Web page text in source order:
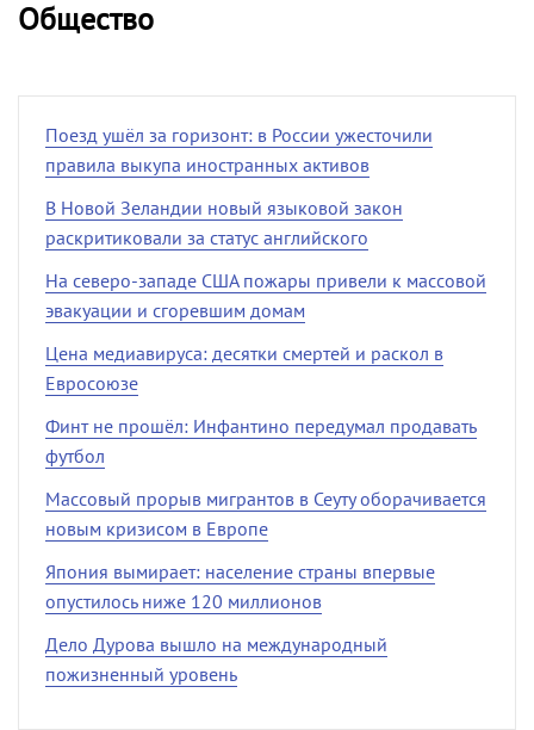
Общество
Поезд ушёл за горизонт: в России ужесточили
правила выкупа иностранных активов
В Новой Зеландии новый языковой закон
раскритиковали за статус английского
На северо-западе США пожары привели к массовой
эвакуации и сгоревшим домам
Цена медиавируса: десятки смертей и раскол в
Евросоюзе
Финт не прошёл: Инфантино передумал продавать
футбол
Массовый прорыв мигрантов в Сеуту оборачивается
новым кризисом в Европе
Япония вымирает: население страны впервые
опустилось ниже 120 миллионов
Дело Дурова вышло на международный
пожизненный уровень